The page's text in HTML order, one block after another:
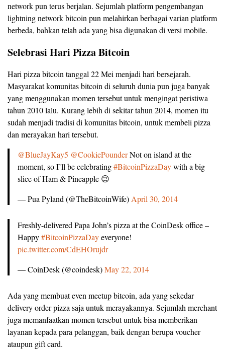
network pun terus berjalan. Sejumlah platform pengembangan
lightning network bitcoin pun melahirkan berbagai varian platform
berbeda, bahkan telah ada yang bisa digunakan di versi mobile.
Selebrasi Hari Pizza Bitcoin
Hari pizza bitcoin tanggal 22 Mei menjadi hari bersejarah.
Masyarakat komunitas bitcoin di seluruh dunia pun juga banyak
yang menggunakan momen tersebut untuk mengingat peristiwa
tahun 2010 lalu. Kurang lebih di sekitar tahun 2014, momen itu
sudah menjadi tradisi di komunitas bitcoin, untuk membeli pizza
dan merayakan hari tersebut.
@BlueJayKay5 @CookiePounderNot on island at the
moment, so I’ll be celebrating#BitcoinPizzaDaywith a big
slice of Ham & Pineapple 😉
— Pua Pyland (@TheBitcoinWife)April 30, 2014
Freshly-delivered Papa John’s pizza at the CoinDesk office –
Happy#BitcoinPizzaDayeveryone!
pic.twitter.com/CdEHOrujdr
— CoinDesk (@coindesk)May 22, 2014
Ada yang membuat even meetup bitcoin, ada yang sekedar
delivery order pizza saja untuk merayakannya. Sejumlah merchant
juga memanfaatkan momen tersebut untuk bisa memberikan
layanan kepada para pelanggan, baik dengan berupa voucher
ataupun gift card.